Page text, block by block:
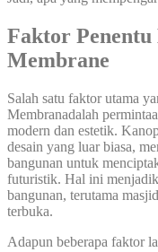
Faktor
Membrane
Salah satu faktor utama
Membranadalah
modern dan estetik.
desain yang luar biasa,
bangunan untuk
futuristik. Hal ini
bangunan, terutama
terbuka.
Adapun beberapa faktor